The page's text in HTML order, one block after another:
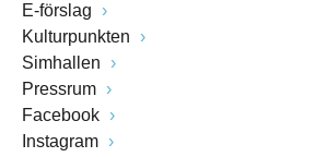
E-förslag
Kulturpunkten
Simhallen
Pressrum
Facebook
Instagram